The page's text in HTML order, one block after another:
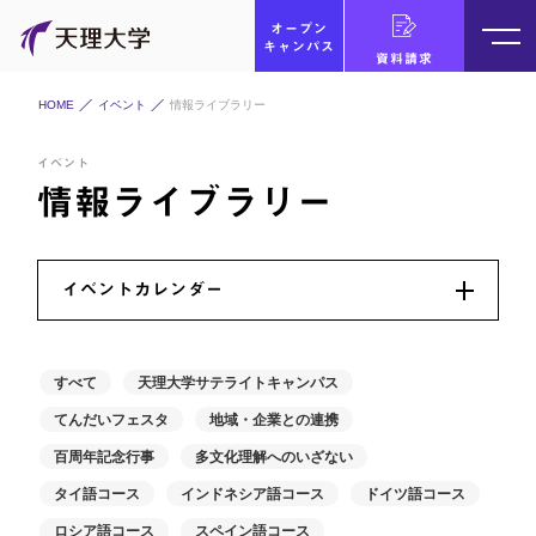
オープン
キャンパス
資料請求
HOME イベント 情報ライブラリー
イベント
情報ライブラリー
イベントカレンダー
すべて 天理大学サテライトキャンパス
てんだいフェスタ 地域・企業との連携
百周年記念行事 多文化理解へのいざない
タイ語コース インドネシア語コース ドイツ語コース
ロシア語コース スペイン語コース